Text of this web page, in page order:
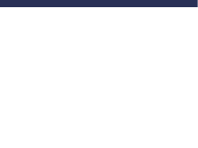
ювелірними виробами,